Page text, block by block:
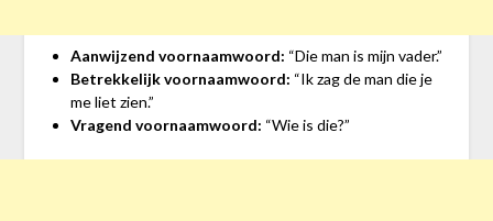
Aanwijzend voornaamwoord: “Die man is mijn vader.”
Betrekkelijk voornaamwoord: “Ik zag de man die je
me liet zien.”
Vragend voornaamwoord: “Wie is die?”